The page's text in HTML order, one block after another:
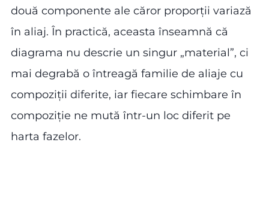
două componente ale căror proporții variază
în aliaj. În practică, aceasta înseamnă că
diagrama nu descrie un singur „material”, ci
mai degrabă o întreagă familie de aliaje cu
compoziții diferite, iar fiecare schimbare în
compoziție ne mută într-un loc diferit pe
harta fazelor.